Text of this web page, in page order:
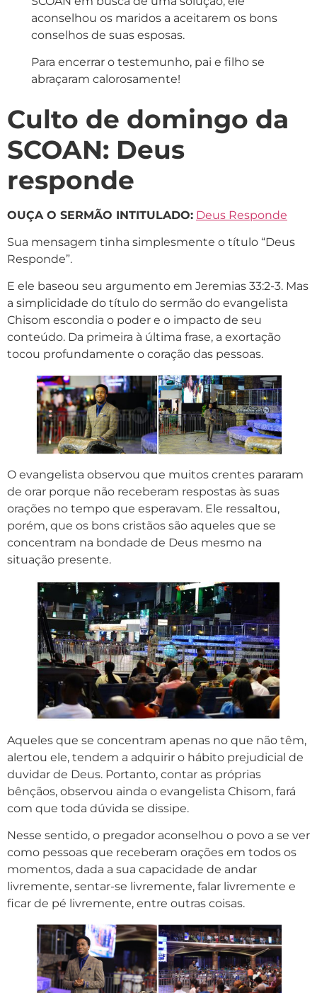
aconselhou os maridos a aceitarem os bons
conselhos de suas esposas.
Para encerrar o testemunho, pai e filho se
abraçaram calorosamente!
Culto de domingo da
SCOAN: Deus
responde
OUÇA O SERMÃO INTITULADO: Deus Responde
Sua mensagem tinha simplesmente o título “Deus
Responde”.
E ele baseou seu argumento em Jeremias 33:2-3. Mas
a simplicidade do título do sermão do evangelista
Chisom escondia o poder e o impacto de seu
conteúdo. Da primeira à última frase, a exortação
tocou profundamente o coração das pessoas.
O evangelista observou que muitos crentes pararam
de orar porque não receberam respostas às suas
orações no tempo que esperavam. Ele ressaltou,
porém, que os bons cristãos são aqueles que se
concentram na bondade de Deus mesmo na
situação presente.
Aqueles que se concentram apenas no que não têm,
alertou ele, tendem a adquirir o hábito prejudicial de
duvidar de Deus. Portanto, contar as próprias
bênçãos, observou ainda o evangelista Chisom, fará
com que toda dúvida se dissipe.
Nesse sentido, o pregador aconselhou o povo a se ver
como pessoas que receberam orações em todos os
momentos, dada a sua capacidade de andar
livremente, sentar-se livremente, falar livremente e
ficar de pé livremente, entre outras coisas.